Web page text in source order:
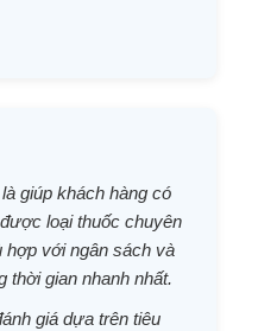
giúp khách hàng có
loại thuốc chuyên
hợp với ngân sách và
thời gian nhanh nhất.
giá dựa trên tiêu